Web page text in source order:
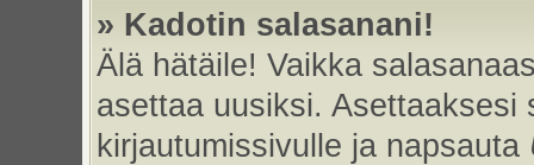
» Kadotin salasanani!
Älä hätäile! Vaikka
asettaa uusiksi. Asettaaksesi
kirjautumissivulle ja napsauta